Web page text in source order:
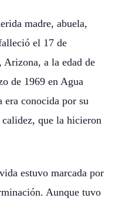
madre, abuela,
el 17 de
Arizona, a la edad de
de 1969 en Agua
era conocida por su
que la hicieron
estuvo marcada por
Aunque tuvo